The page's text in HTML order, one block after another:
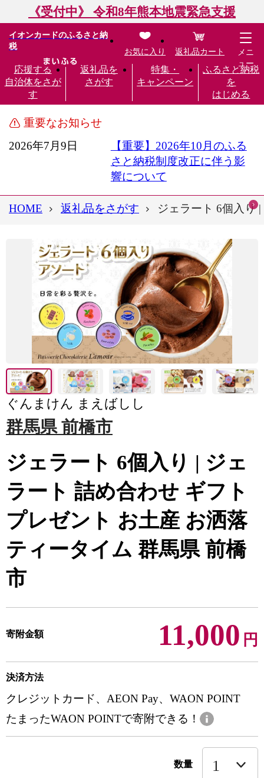
《受付中》 令和8年熊本地震緊急支援
イオンカードのふるさと納
税
応援する
自治体をさが
す
返礼品を
さがす
特集・
キャンペーン
ふるさと納税
を
はじめる
お気に入り 返礼品カート
メニ
ュー
重要なお知らせ
2026年7月9日
【重要】2026年10月のふる
さと納税制度改正に伴う影
響について
HOME 返礼品をさがす ジェラート 6個入り
ぐんまけん まえばしし
群馬県 前橋市
ジェラート 6個入り | ジェ
ラート 詰め合わせ ギフト
プレゼント お土産 お洒落
ティータイム 群馬県 前橋
市
寄附金額 11,000 円
決済方法
クレジットカード、AEON Pay、WAON POINT
たまったWAON POINTで寄附できる！
数量